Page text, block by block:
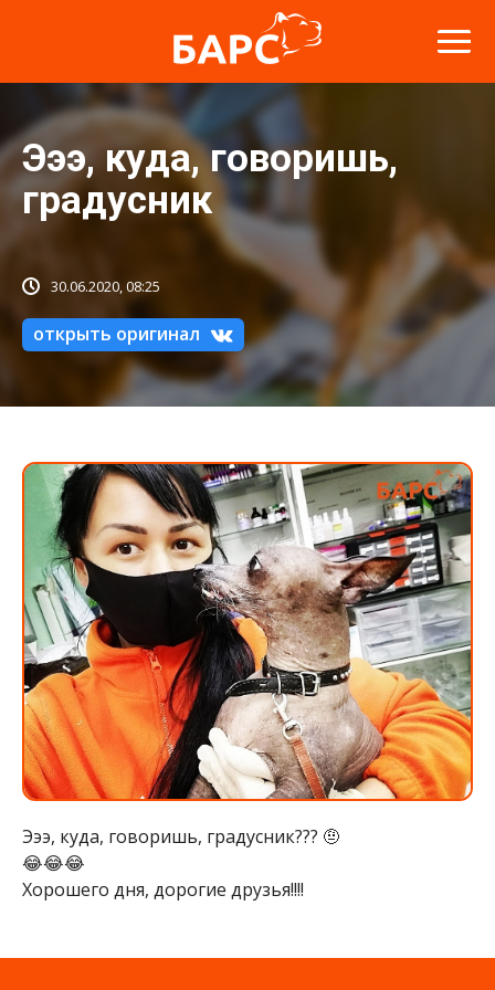
Эээ, куда, говоришь,
градусник
30.06.2020, 08:25
открыть оригинал
Эээ, куда, говоришь, градусник??? 🤨
😂😂😂
Хорошего дня, дорогие друзья!!!!